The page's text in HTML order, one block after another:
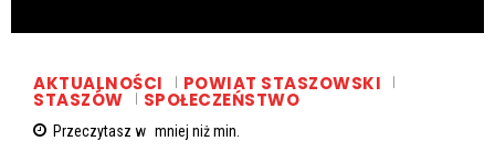
AKTUALNOŚCI POWIAT STASZOWSKI
STASZÓW SPOŁECZEŃSTWO
Przeczytasz w mniej niżmin.